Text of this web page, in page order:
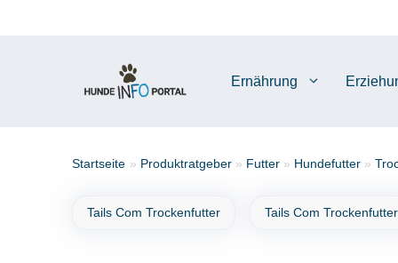
Ernährung
Startseite » Produktratgeber » Futter » Hundefutter »
Tails Com Trockenfutter Tails Com Trockenfutter